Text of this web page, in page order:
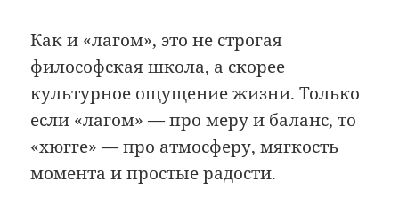
Как и «лагом», это не строгая
философская школа, а скорее
культурное ощущение жизни. Только
если «лагом» — про меру и баланс, то
«хюгге» — про атмосферу, мягкость
момента и простые радости.